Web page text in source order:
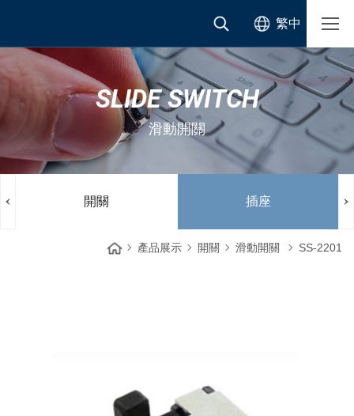
繁中
SLIDE SWITCH
滑動開關
開關 插座
產品展示 開關 滑動開關 SS-2201